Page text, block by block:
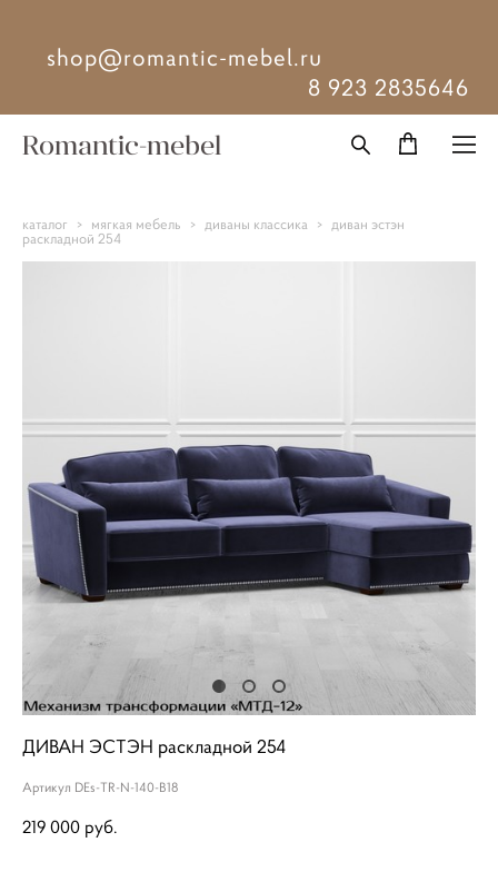
shop@romantic-mebel.ru
8 923 2835646
Romantic-mebel
каталог > мягкая мебель > диваны классика > диван эстэн
раскладной 254
ДИВАН ЭСТЭН раскладной 254
Артикул DEs-TR-N-140-B18
219 000 pуб.